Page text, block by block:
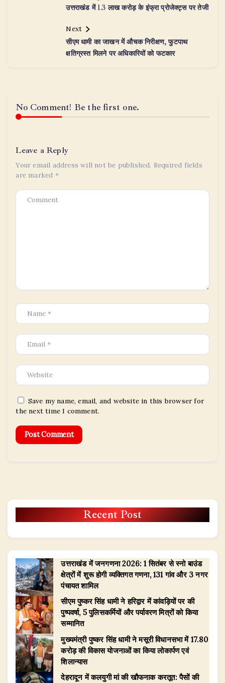
उत्तराखंड में 1.3 लाख करोड़ के इंफ्रा प्रोजेक्ट्स पर तेजी
Next
सीएम धामी का जाखन में औचक निरीक्षण, फुटपाथ
क्षतिग्रस्त मिलने पर अधिकारियों को फटकार
No Comment! Be the first one.
Leave a Reply
Your email address will not be published. Required fields
are marked *
Save my name, email, and website in this browser for
the next time I comment.
Recent Post
उत्तराखंड में जनगणना 2026: 1 सितंबर से स्नो बाउंड
क्षेत्रों में शुरू होगी व्यक्तिगत गणना, 131 गांव और 3 नगर
पंचायत शामिल
सीएम पुष्कर सिंह धामी ने हरिद्वार में कांवड़ियों पर की
पुष्पवर्षा, 5 पुलिसकर्मियों और पर्यावरण मित्रों को किया
सम्मानित
मुख्यमंत्री पुष्कर सिंह धामी ने मसूरी विधानसभा में 17.80
करोड़ की विकास योजनाओं का किया लोकार्पण एवं
शिलान्यास
देहरादून में कलयुगी मां की खौफनाक करतूत: पैसों की